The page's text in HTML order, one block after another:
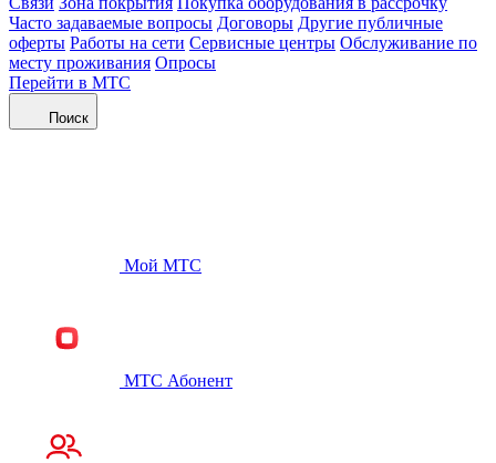
Часто задаваемые вопросы Договоры Другие публичные
оферты Работы на сети Сервисные центры Обслуживание по
месту проживания Опросы
Перейти в МТС
Поиск
Мой МТС
МТС Абонент